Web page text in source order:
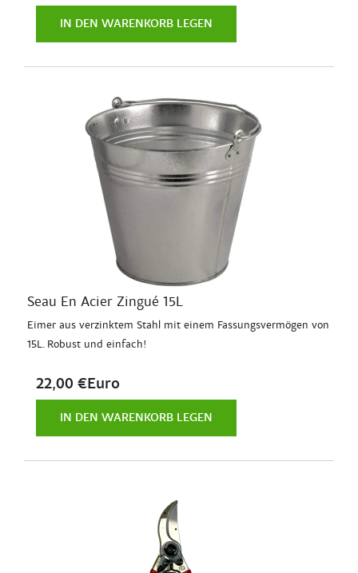
IN DEN WARENKORB LEGEN
Seau En Acier Zingué 15L
Eimer aus verzinktem Stahl mit einem Fassungsvermögen von
15L. Robust und einfach!
22,00 €Euro
IN DEN WARENKORB LEGEN